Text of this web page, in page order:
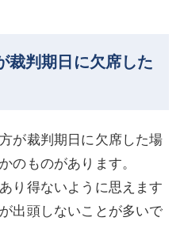
判期日に欠席した
が裁判期日に欠席した場
のものがあります。
り得ないように思えます
出頭しないことが多いで